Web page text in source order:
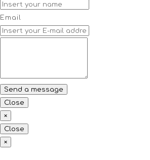
Email
Close
×
Close
×